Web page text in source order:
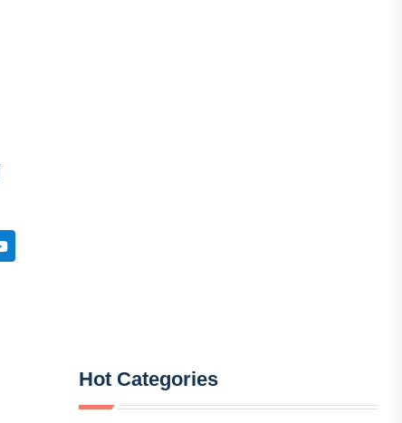
Hot Categories